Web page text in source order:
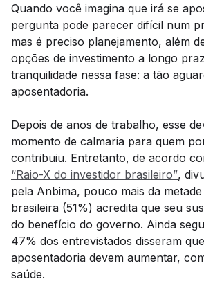
Quando você imagina que irá se
pergunta pode parecer difícil num
mas é preciso planejamento, além
opções de investimento a longo
tranquilidade nessa fase: a tão
aposentadoria.
Depois de anos de trabalho, esse
momento de calmaria para quem
contribuiu. Entretanto, de acordo
“Raio-X do investidor brasileiro”,
pela Anbima, pouco mais da
brasileira (51%) acredita que seu
do benefício do governo. Ainda
47% dos entrevistados disseram
aposentadoria devem aumentar,
saúde.